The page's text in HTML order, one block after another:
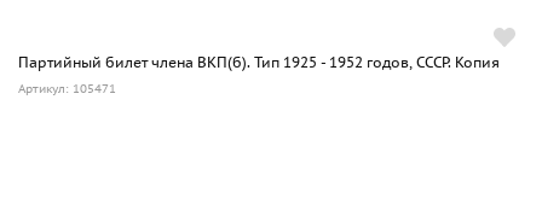
Партийный билет члена ВКП(б). Тип 1925 - 1952 годов, СССР. Копия
Артикул: 105471